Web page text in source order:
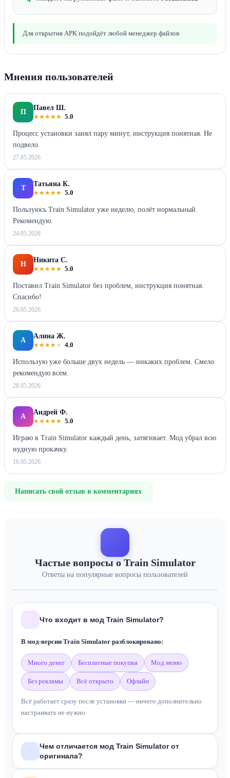
Для открытия APK подойдёт любой менеджер файлов
Мнения пользователей
П
Павел Ш.
★★★★★ 5.0
Процесс установки занял пару минут, инструкция понятная. Не
подвело.
27.05.2026
Т
Татьяна К.
★★★★★ 5.0
Пользуюсь Train Simulator уже неделю, полёт нормальный.
Рекомендую.
24.05.2026
Н
Никита С.
★★★★★ 5.0
Поставил Train Simulator без проблем, инструкция понятная.
Спасибо!
26.05.2026
А
Алина Ж.
★★★★ ★ 4.0
Использую уже больше двух недель — никаких проблем. Смело
рекомендую всем.
28.05.2026
А
Андрей Ф.
★★★★★ 5.0
Играю в Train Simulator каждый день, затягивает. Мод убрал всю
нудную прокачку.
16.05.2026
Написать свой отзыв в комментариях
Частые вопросы о Train Simulator
Ответы на популярные вопросы пользователей
Что входит в мод Train Simulator?
В мод-версии Train Simulator разблокировано:
много денег бесплатные покупки мод меню
без рекламы всё открыто офлайн
Всё работает сразу после установки — ничего дополнительно
настраивать не нужно.
Чем отличается мод Train Simulator от
оригинала?